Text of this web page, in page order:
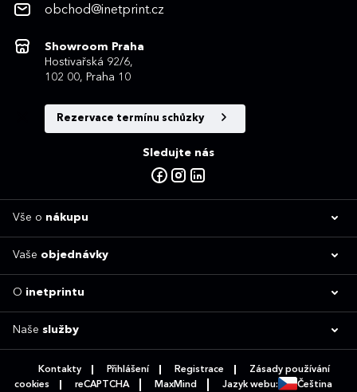
obchod@inetprint.cz
Showroom Praha
Hostivařská 92/6,
102 00, Praha 10
Rezervace termínu schůzky
Sledujte nás
Vše o nákupu
Vaše objednávky
O inetprintu
Naše služby
Kontakty Přihlášení Registrace
Zásady používání
cookies
reCAPTCHA MaxMind Jazyk webu: Čeština